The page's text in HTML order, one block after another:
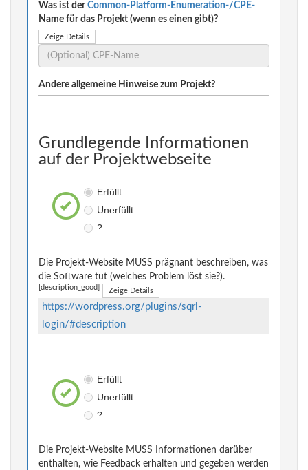
Was ist derCommon-Platform-Enumeration-/CPE-
Name für das Projekt (wenn es einen gibt)?
Zeige Details
Andere allgemeine Hinweise zum Projekt?
Grundlegende Informationen
auf der Projektwebseite
Erfüllt
Unerfüllt
?
Die Projekt-Website MUSS prägnant beschreiben, was
die Software tut (welches Problem löst sie?).
[description_good] Zeige Details
https://wordpress.org/plugins/sqrl-
login/#description
Erfüllt
Unerfüllt
?
Die Projekt-Website MUSS Informationen darüber
enthalten, wie Feedback erhalten und gegeben werden